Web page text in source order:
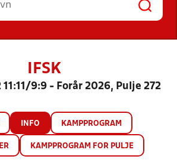
IFSK
11:11/9:9 - Forår 2026, Pulje 272
INFO KAMPPROGRAM
KAMPPROGRAM FOR PULJE